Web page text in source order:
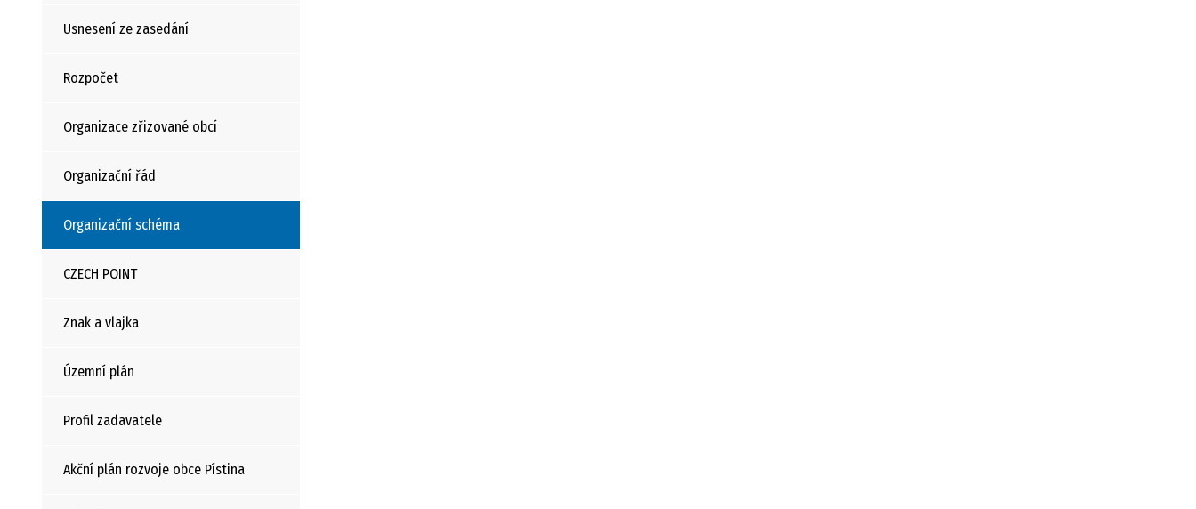
Usnesení ze zasedání
Rozpočet
Organizace zřizované obcí
Organizační řád
Organizační schéma
CZECH POINT
Znak a vlajka
Územní plán
Profil zadavatele
Akční plán rozvoje obce Pístina